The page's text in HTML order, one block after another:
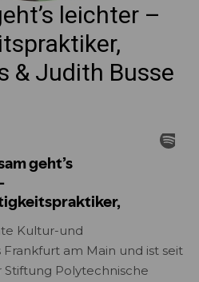
leichter –
& Judith Busse
Kultur-und
am Main und ist seit
Stiftung Polytechnische